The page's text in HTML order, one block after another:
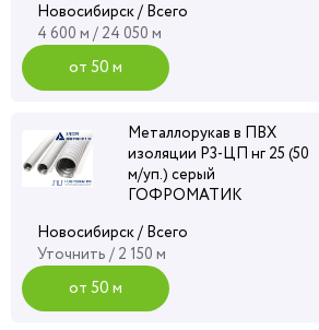
Новосибирск / Всего
4 600 м / 24 050 м
от 50 м
Металлорукав в ПВХ
изоляции Р3-ЦП нг 25 (50
м/уп.) серый
ГОФРОМАТИК
Новосибирск / Всего
Уточнить / 2 150 м
от 50 м